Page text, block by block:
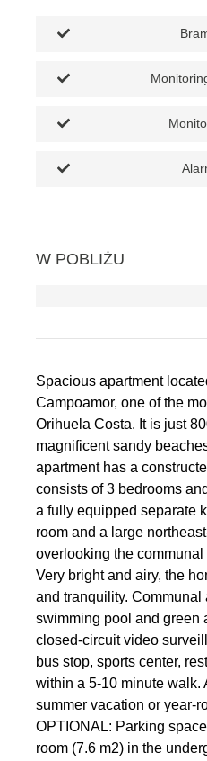
W POBLIŻU
Spacious apartment
Campoamor, one of the
Orihuela Costa. It is just
magnificent sandy
apartment has a
consists of 3 bedrooms
a fully equipped separate
room and a large
overlooking the
Very bright and airy, the
and tranquility. Communal
swimming pool and green
closed-circuit video
bus stop, sports center,
within a 5-10 minute walk.
summer vacation or year-
OPTIONAL: Parking
room (7.6 m2) in the